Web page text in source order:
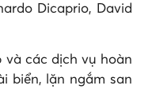
Dicaprio, David
các dịch vụ hoàn
biển, lặn ngắm san